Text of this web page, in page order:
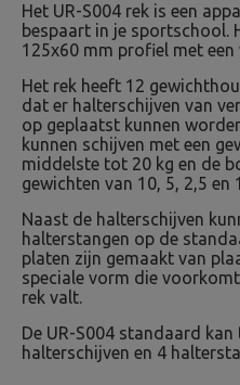
Het UR-S004 rek is een
bespaart in je sportschool.
125x60 mm profiel met
Het rek heeft 12
dat er halterschijven van
op geplaatst kunnen
kunnen schijven met een
middelste tot 20 kg en de
gewichten van 10, 5, 2,5 en
Naast de halterschijven
halterstangen op de
platen zijn gemaakt van
speciale vorm die
rek valt.
De UR-S004 standaard
halterschijven en 4